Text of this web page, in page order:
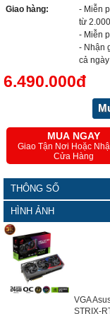
Giao hàng:
- Miễn
từ
- Miễn
- Nhận
cả
6.490.000đ
MUA NGAY
Giao Tận Nơi Hoặc
Cửa Hàng
THÔNG SỐ
HÌNH ẢNH
VGA
STRIX-